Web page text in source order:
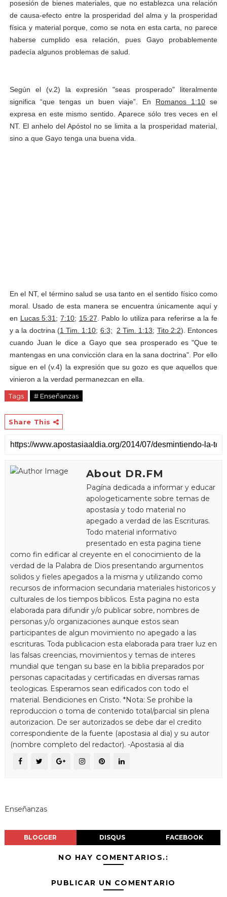
posesión de bienes materiales, que no establezca una relación
de causa-efecto entre la prosperidad del alma y la prosperidad
física y material porque, como se nota en esta carta, no parece
haberse cumplido esa relación, pues Gayo probablemente
padecía algunos problemas de salud.
Según el (v.2) la expresión "seas prosperado" literalmente
significa “que tengas un buen viaje”. En Romanos 1:10 se
expresa en este mismo sentido. Aparece sólo tres veces en el
NT. El anhelo del Apóstol no se limita a la prosperidad material,
sino a que Gayo tenga una buena vida.
En el NT, el término salud se usa tanto en el sentido físico como
moral. Usado de esta manera se encuentra únicamente aquí y
en Lucas 5:31 ;7:10; 15:27 . Pablo lo utiliza para referirse a la fe
y a la doctrina (1 Tim. 1:10; 6:3; 2 Tim. 1:13; Tito 2:2). Entonces
cuando Juan le dice a Gayo que sea prosperado es "Que te
mantengas en una convicción clara en la sana doctrina". Por ello
sigue en el (v.4) la expresión que su gozo es que aquellos que
vinieron a la verdad permanezcan en ella.
Tags # Enseñanzas
Share This
About DR.FM
Pagína dedicada a informar y educar
apologeticamente sobre temas de
apostasía y todo material no
apegado a verdad de las Escrituras.
Todo material informativo
presentado en esta pagina tiene
como fin edificar al creyente en el conocimiento de la
verdad de la Palabra de Dios presentando argumentos
solidos y fieles apegados a la misma y utilizando como
recursos de informacion secundaria materiales historicos y
culturales de los tiempos biblicos. Esta pagina no esta
elaborada para difundir y/o publicar sobre, nombres de
personas y/o organizaciones aunque estos sean
participantes de algun movimiento no apegado a las
escrituras. Toda publicacion esta elaborada para traer luz en
las falsas creencias, movimientos y temas de interes
mundial que tengan su base en la biblia preparados por
personas capacitadas y certificadas en diversas ramas
teologicas. Esperamos sean edificados con todo el
material. Bendiciones en Cristo. *Nota: Se prohibe la
reproduccion o toma de contenido total/parcial sin plena
autorizacion. De ser autorizados se debe dar el credito
correspondiente de la fuente (apostasia al dia) y su autor
(nombre completo del redactor). -Apostasia al dia
Enseñanzas
BLOGGER DISQUS FACEBOOK
NO HAY COMENTARIOS.:
PUBLICAR UN COMENTARIO